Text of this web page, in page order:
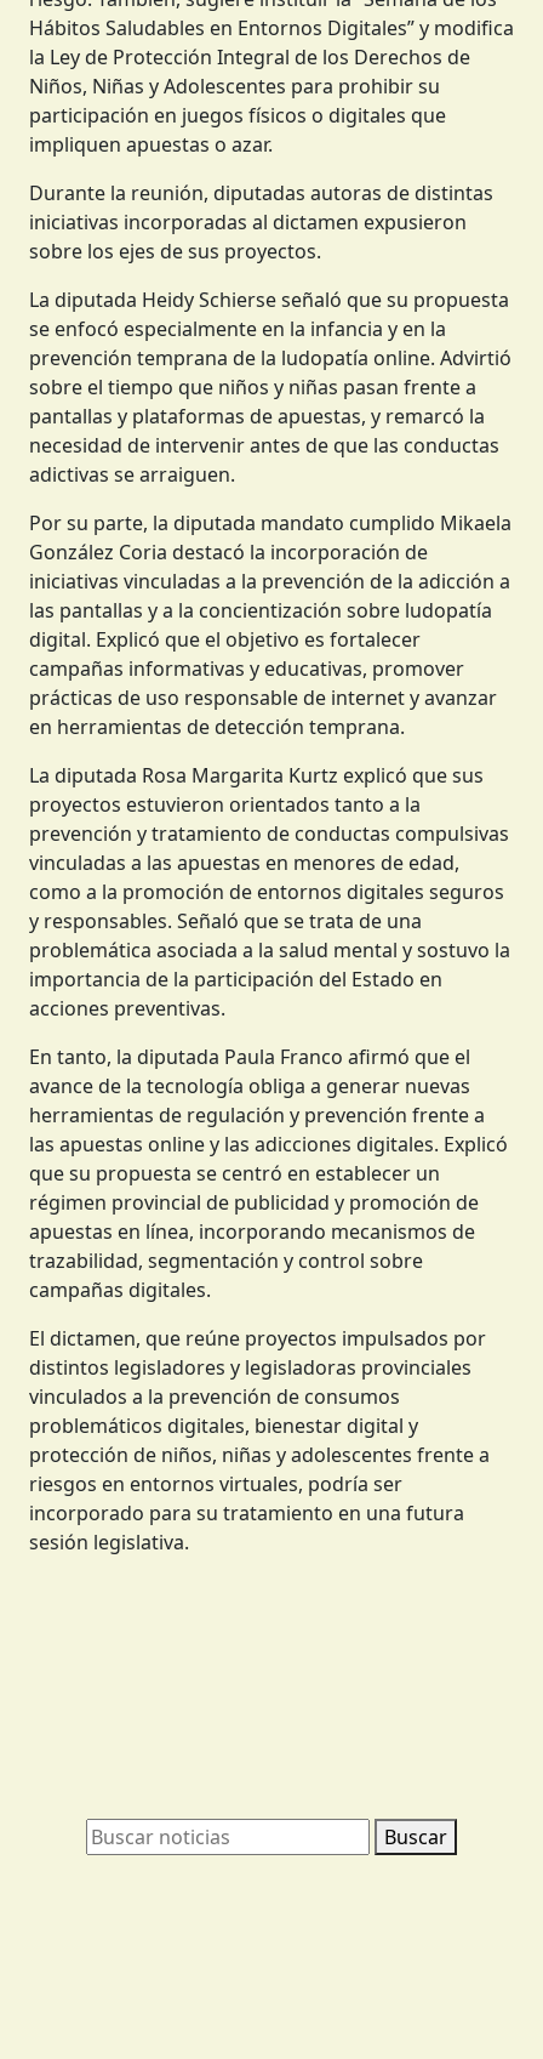
Hábitos Saludables en Entornos Digitales” y modifica
la Ley de Protección Integral de los Derechos de
Niños, Niñas y Adolescentes para prohibir su
participación en juegos físicos o digitales que
impliquen apuestas o azar.
Durante la reunión, diputadas autoras de distintas
iniciativas incorporadas al dictamen expusieron
sobre los ejes de sus proyectos.
La diputada Heidy Schierse señaló que su propuesta
se enfocó especialmente en la infancia y en la
prevención temprana de la ludopatía online. Advirtió
sobre el tiempo que niños y niñas pasan frente a
pantallas y plataformas de apuestas, y remarcó la
necesidad de intervenir antes de que las conductas
adictivas se arraiguen.
Por su parte, la diputada mandato cumplido Mikaela
González Coria destacó la incorporación de
iniciativas vinculadas a la prevención de la adicción a
las pantallas y a la concientización sobre ludopatía
digital. Explicó que el objetivo es fortalecer
campañas informativas y educativas, promover
prácticas de uso responsable de internet y avanzar
en herramientas de detección temprana.
La diputada Rosa Margarita Kurtz explicó que sus
proyectos estuvieron orientados tanto a la
prevención y tratamiento de conductas compulsivas
vinculadas a las apuestas en menores de edad,
como a la promoción de entornos digitales seguros
y responsables. Señaló que se trata de una
problemática asociada a la salud mental y sostuvo la
importancia de la participación del Estado en
acciones preventivas.
En tanto, la diputada Paula Franco afirmó que el
avance de la tecnología obliga a generar nuevas
herramientas de regulación y prevención frente a
las apuestas online y las adicciones digitales. Explicó
que su propuesta se centró en establecer un
régimen provincial de publicidad y promoción de
apuestas en línea, incorporando mecanismos de
trazabilidad, segmentación y control sobre
campañas digitales.
El dictamen, que reúne proyectos impulsados por
distintos legisladores y legisladoras provinciales
vinculados a la prevención de consumos
problemáticos digitales, bienestar digital y
protección de niños, niñas y adolescentes frente a
riesgos en entornos virtuales, podría ser
incorporado para su tratamiento en una futura
sesión legislativa.
Buscar